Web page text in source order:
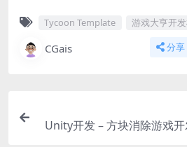
Tycoon Template 游戏大亨开
CGais 分享
Unity开发 – 方块消除游戏